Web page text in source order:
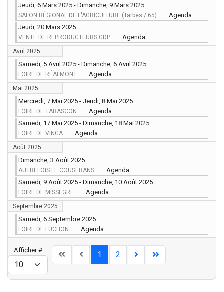
Jeudi, 6 Mars 2025 - Dimanche, 9 Mars 2025
SALON RÉGIONAL DE L'AGRICULTURE (Tarbes / 65)
:: Agenda
Jeudi, 20 Mars 2025
VENTE DE REPRODUCTEURS GDP :: Agenda
Avril 2025
Samedi, 5 Avril 2025 - Dimanche, 6 Avril 2025
FOIRE DE RÉALMONT :: Agenda
Mai 2025
Mercredi, 7 Mai 2025 - Jeudi, 8 Mai 2025
FOIRE DE TARASCON
:: Agenda
Samedi, 17 Mai 2025 - Dimanche, 18 Mai 2025
FOIRE DE VINCA :: Agenda
Août 2025
Dimanche, 3 Août 2025
AUTREFOIS LE COUSERANS
:: Agenda
Samedi, 9 Août 2025 - Dimanche, 10 Août 2025
FOIRE DE MISSEGRE :: Agenda
Septembre 2025
Samedi, 6 Septembre 2025
FOIRE DE LUCHON :: Agenda
Limite de la pagination
Afficher # 1 2